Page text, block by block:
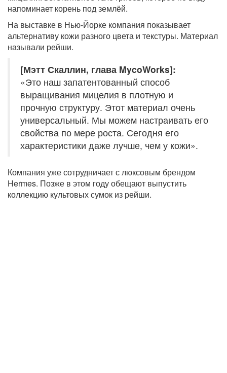
напоминает корень под землёй.
На выставке в Нью-Йорке компания показывает
альтернативу кожи разного цвета и текстуры. Материал
называли рейши.
[Мэтт Скаллин, глава MycoWorks]:
«Это наш запатентованный способ
выращивания мицелия в плотную и
прочную структуру. Этот материал очень
универсальный. Мы можем настраивать его
свойства по мере роста. Сегодня его
характеристики даже лучше, чем у кожи».
Компания уже сотрудничает с люксовым брендом
Hermes. Позже в этом году обещают выпустить
коллекцию культовых сумок из рейши.